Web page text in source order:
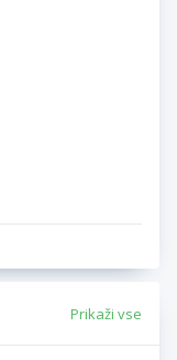
Prikaži vse